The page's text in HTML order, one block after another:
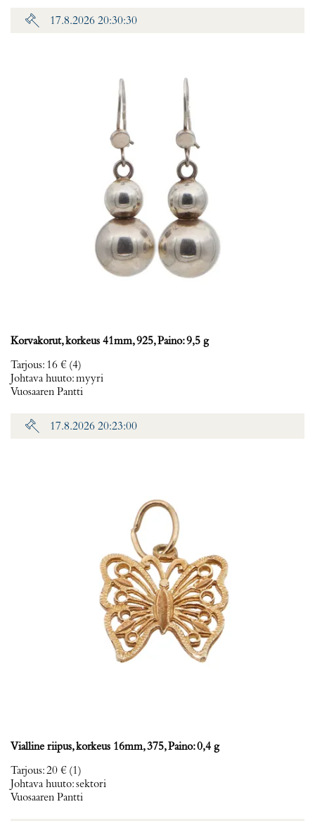
17.8.2026 20:30:30
Korvakorut, korkeus 41mm, 925, Paino: 9,5 g
Tarjous: 16 € (4)
Johtava huuto:myyri
Vuosaaren Pantti
17.8.2026 20:23:00
Vialline riipus, korkeus 16mm, 375, Paino: 0,4 g
Tarjous:20 € (1)
Johtava huuto:sektori
Vuosaaren Pantti